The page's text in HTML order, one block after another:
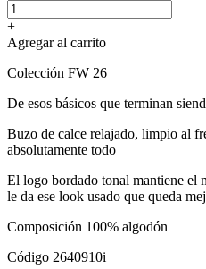
+
Agregar al carrito
Colección FW 26
De esos básicos que terminan
Buzo de calce relajado, limpio al
absolutamente todo
El logo bordado tonal mantiene el
le da ese look usado que queda
Composición 100% algodón
Código 2640910i